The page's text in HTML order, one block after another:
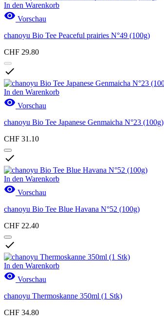
In den Warenkorb
 Vorschau
chanoyu Bio Tee Peaceful prairies N°49 (100g)
CHF 29.80

In den Warenkorb
 Vorschau
chanoyu Bio Tee Japanese Genmaicha N°23 (100g)
CHF 31.10

In den Warenkorb
 Vorschau
chanoyu Bio Tee Blue Havana N°52 (100g)
CHF 22.40

In den Warenkorb
 Vorschau
chanoyu Thermoskanne 350ml (1 Stk)
CHF 34.80